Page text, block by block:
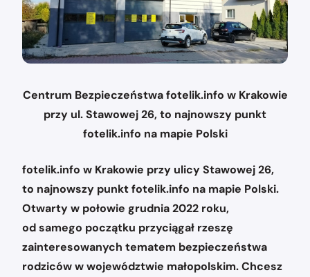
Centrum Bezpieczeństwa fotelik.info w Krakowie
przy ul. Stawowej 26, to najnowszy punkt
fotelik.info na mapie Polski
fotelik.info w Krakowie przy ulicy Stawowej 26,
to najnowszy punkt fotelik.info na mapie Polski.
Otwarty w połowie grudnia 2022 roku,
od samego początku przyciągał rzeszę
zainteresowanych tematem bezpieczeństwa
rodziców w województwie małopolskim. Chcesz